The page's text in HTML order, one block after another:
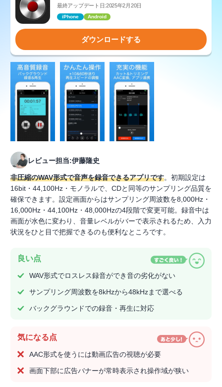
最終アップデート日:2025年2月20日
iPhone Android
ダウンロードする
レビュー担当:伊藤隆史
非圧縮のWAV形式で音声を録音できるアプリです。初期設定は
16bit・44,100Hz・モノラルで、CDと同等のサンプリング品質を
確保できます。設定画面からはサンプリング周波数を8,000Hz・
16,000Hz・44,100Hz・48,000Hzの4段階で変更可能。録音中は
画面が水色に変わり、音量レベルがバーで表示されるため、入力
状況をひと目で把握できるのも便利なところです。
良い点
WAV形式でロスレス録音ができ音の劣化がない
サンプリング周波数を8kHzから48kHzまで選べる
バックグラウンドでの録音・再生に対応
気になる点
AAC形式を使うには動画広告の視聴が必要
画面下部に広告バナーが常時表示され操作域が狭い